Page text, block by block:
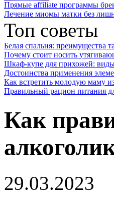
Прямые affiliate программы
Лечение миомы матки без
Топ советы
Белая спальня: преимущества
Почему стоит носить
Шкаф-купе для прихожей:
Достоинства применения
Как встретить молодую маму
Правильный рацион питания
Как
29.03.2023